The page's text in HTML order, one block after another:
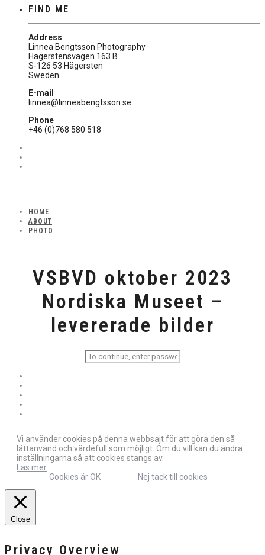
FIND ME
Address
Linnea Bengtsson Photography
Hägerstensvägen 163 B
S-126 53 Hägersten
Sweden
E-mail
linnea@linneabengtsson.se
Phone
+46 (0)768 580 518
HOME
ABOUT
PHOTO
VSBVD oktober 2023
Nordiska Museet –
levererade bilder
Vi använder cookies på denna webbsajt för att göra den så
lättanvänd och värdefull som möjligt. Om du vill kan du ändra
inställningarna så att cookies stängs av.
Läs mer
Cookies är OK
Nej tack till cookies
Close
Privacy Overview